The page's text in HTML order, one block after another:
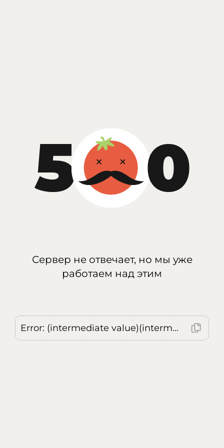
Сервер не отвечает, но мы уже
работаем над этим
Error: (intermediate value)(intermediate value)(intermediate value).replaceAll is not a function